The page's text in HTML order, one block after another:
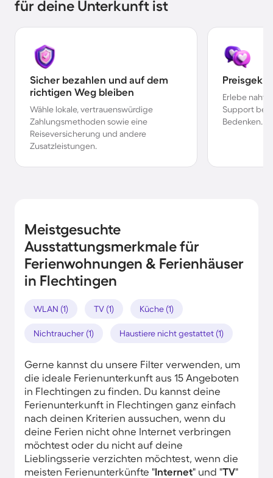
für deine Unterkunft ist
Sicher bezahlen und auf dem
richtigen Weg bleiben
Wähle lokale, vertrauenswürdige
Zahlungsmethoden sowie eine
Reiseversicherung und andere
Zusatzleistungen.
Erlebe
Support bei
Bedenken.
Meistgesuchte
Ausstattungsmerkmale für
Ferienwohnungen & Ferienhäuser
in Flechtingen
WLAN (1) TV (1) Küche (1)
Nichtraucher (1) Haustiere nicht gestattet (1)
Gerne kannst du unsere Filter verwenden, um
die ideale Ferienunterkunft aus 15 Angeboten
in Flechtingen zu finden. Du kannst deine
Ferienunterkunft in Flechtingen ganz einfach
nach deinen Kriterien aussuchen, wenn du
deine Ferien nicht ohne Internet verbringen
möchtest oder du nicht auf deine
Lieblingsserie verzichten möchtest, wenn die
meisten Ferienunterkünfte "Internet" und "TV"